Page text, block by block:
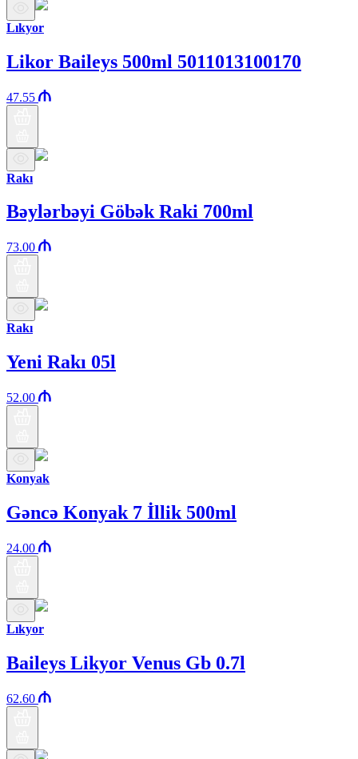
Lıkyor
Likor Baileys 500ml 5011013100170
47.55
Rakı
Bəylərbəyi Göbək Raki 700ml
73.00
Rakı
Yeni Rakı 05l
52.00
Konyak
Gəncə Konyak 7 İllik 500ml
24.00
Lıkyor
Baileys Likyor Venus Gb 0.7l
62.60